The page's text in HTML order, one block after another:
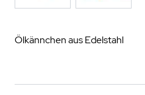
Ölkännchen aus Edelstahl